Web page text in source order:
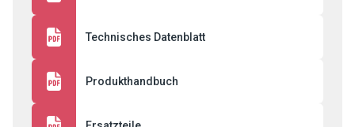
Technisches Datenblatt
Produkthandbuch